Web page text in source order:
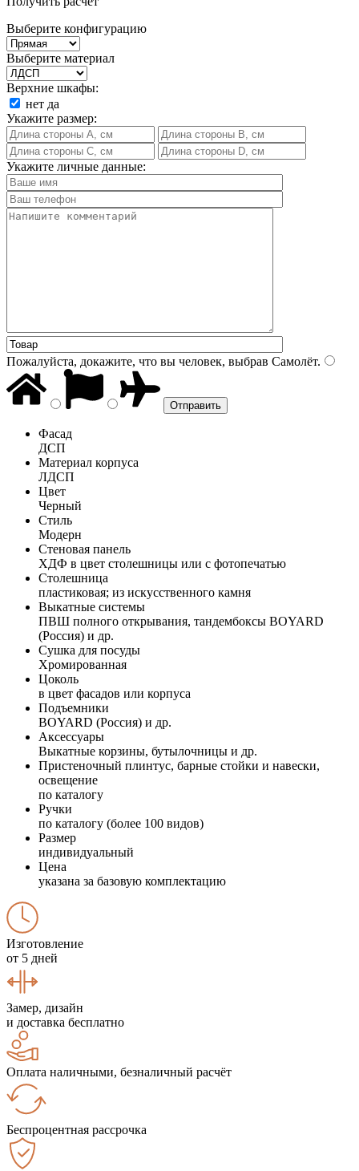
Выберите конфигурацию
Выберите материал
Верхние шкафы:
нет да
Укажите размер:
Укажите личные данные:
Пожалуйста, докажите, что вы человек, выбрав Самолёт.
Фасад
ДСП
Материал корпуса
ЛДСП
Цвет
Черный
Стиль
Модерн
Стеновая панель
ХДФ в цвет столешницы или с фотопечатью
Столешница
пластиковая; из искусственного камня
Выкатные системы
ПВШ полного открывания, тандембоксы BOYARD
(Россия) и др.
Сушка для посуды
Хромированная
Цоколь
в цвет фасадов или корпуса
Подъемники
BOYARD (Россия) и др.
Аксессуары
Выкатные корзины, бутылочницы и др.
Пристеночный плинтус, барные стойки и навески,
освещение
по каталогу
Ручки
по каталогу (более 100 видов)
Размер
индивидуальный
Цена
указана за базовую комплектацию
Изготовление
от 5 дней
Замер, дизайн
и доставка бесплатно
Оплата наличными, безналичный расчёт
Беспроцентная рассрочка